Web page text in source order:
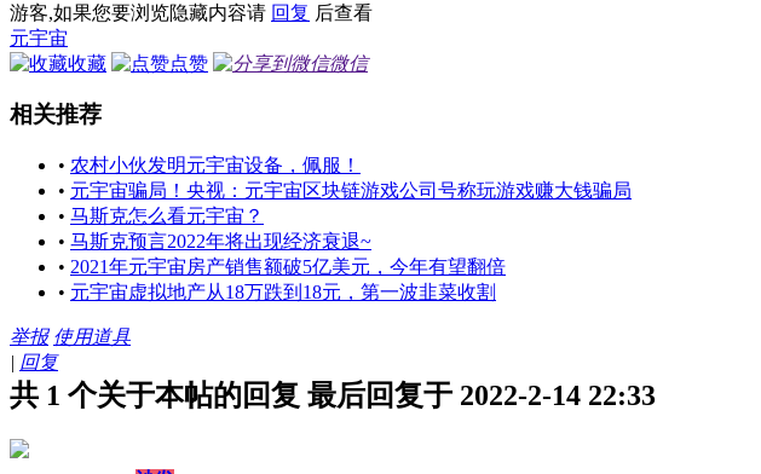
游客,如果您要浏览隐藏内容请 回复 后查看
元宇宙
收藏
点赞 微信
相关推荐
• 农村小伙发明元宇宙设备，佩服！
• 元宇宙骗局！央视：元宇宙区块链游戏公司号称玩游戏赚大钱骗局
• 马斯克怎么看元宇宙？
• 马斯克预言2022年将出现经济衰退~
• 2021年元宇宙房产销售额破5亿美元，今年有望翻倍
• 元宇宙虚拟地产从18万跌到18元，第一波韭菜收割
举报 使用道具
| 回复
共 1 个关于本帖的回复 最后回复于 2022-2-14 22:33